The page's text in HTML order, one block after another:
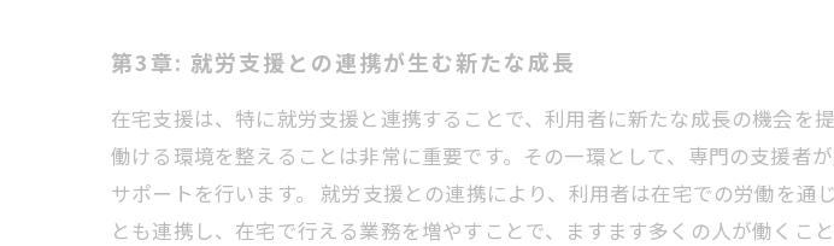
第3章: 就労支援との連携が生む新たな成長
在宅支援は、特に就労支援と連携することで、利用者に新たな成長の機会を
働ける環境を整えることは非常に重要です。その一環として、専門の支援者
サポートを行います。 就労支援との連携により、利用者は在宅での労働を
とも連携し、在宅で行える業務を増やすことで、ますます多くの人が働くこ